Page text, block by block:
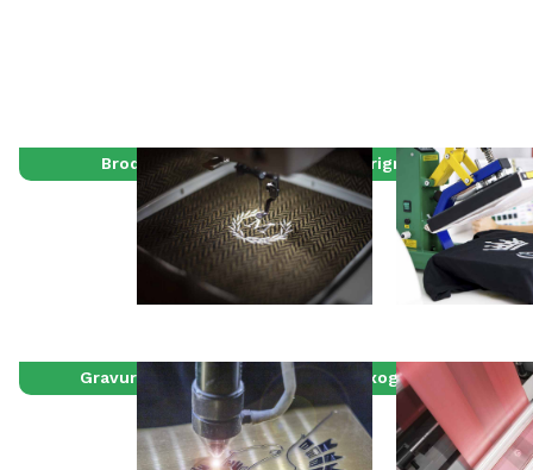
Broderie Sérigraphie
Gravure laser Flexographie